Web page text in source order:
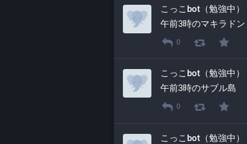
こっこbot（勉強中）
午前3時のマキラドン
0
こっこbot（勉強中）
午前3時のサブル島
0
こっこbot（勉強中）